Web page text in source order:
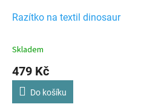
Razítko na textil dinosaur
Skladem
479 Kč
Do košíku